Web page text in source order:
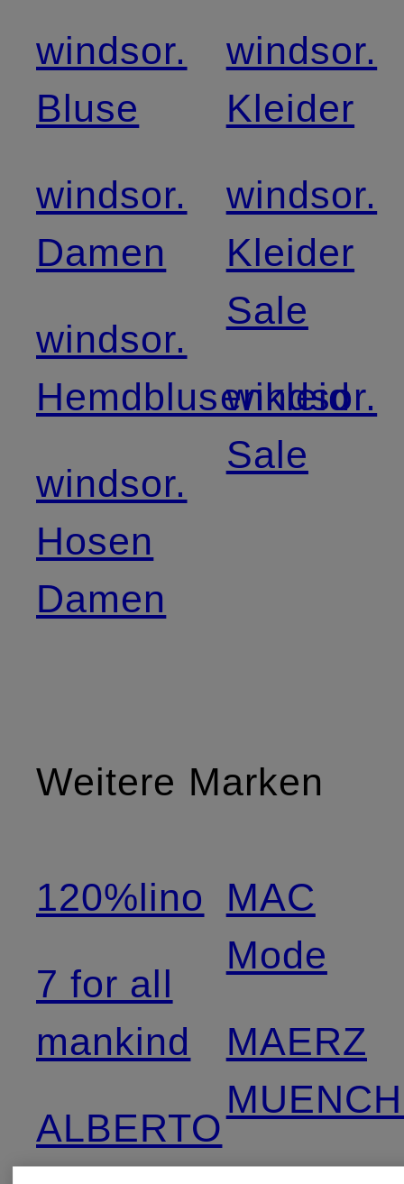
windsor.
Bluse
windsor.
Damen
windsor.
Hemdblusenkleid
windsor.
Hosen
Damen
windsor.
Kleider
windsor.
Kleider
Sale
windsor.
Sale
Weitere Marken
120%lino
7 for all
mankind
ALBERTO
MAC
Mode
MAERZ